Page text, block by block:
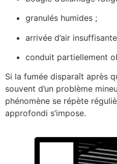
granulés humides ;
arrivée d’air
conduit partiellement
Si la fumée disparaît après
souvent d’un problème
phénomène se répète
approfondi s’impose.